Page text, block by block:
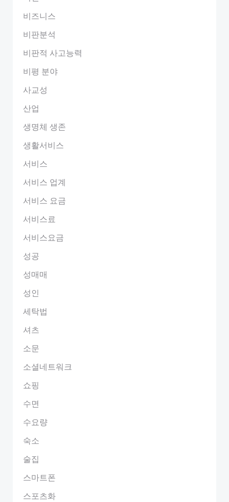
비즈니스
비판분석
비판적 사고능력
비평 분야
사교성
산업
생명체 생존
생활서비스
서비스
서비스 업계
서비스 요금
서비스료
서비스요금
성공
성매매
성인
세탁법
셔츠
소문
소셜네트워크
쇼핑
수면
수요량
숙소
술집
스마트폰
스포츠화